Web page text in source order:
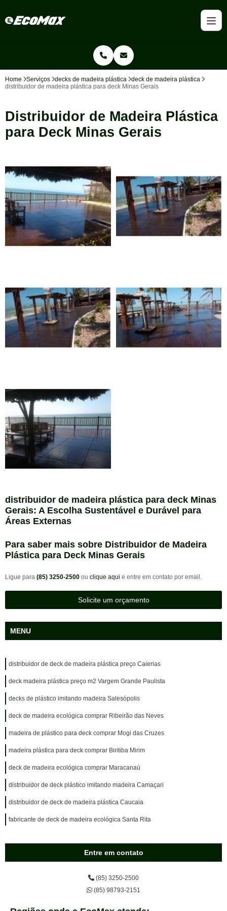
Home Serviços decks de madeira plástica
deck de madeira plástica
distribuidor de madeira plástica para deck Minas Gerais
Distribuidor de Madeira Plástica
para Deck Minas Gerais
distribuidor de madeira plástica para deck Minas
Gerais: A Escolha Sustentável e Durável para
Áreas Externas
Para saber mais sobre Distribuidor de Madeira
Plástica para Deck Minas Gerais
Ligue para (85) 3250-2500 ou clique aqui e entre em contato por email.
Solicite um orçamento
MENU
distribuidor de deck de madeira plástica preço Caierias
deck madeira plástica preço m2 Vargem Grande Paulista
decks de plástico imitando madeira Salesópolis
deck de madeira ecológica comprar Ribeirão das Neves
madeira de plástico para deck comprar Mogi das Cruzes
madeira plástica para deck comprar Biritiba Mirim
deck de madeira ecológica comprar Maracanaú
distribuidor de deck plástico imitando madeira Camaçari
distribuidor de deck de madeira plástica Caucaia
fabricante de deck de madeira ecológica Santa Rita
Entre em contato
(85) 3250-2500
(85) 98793-2151